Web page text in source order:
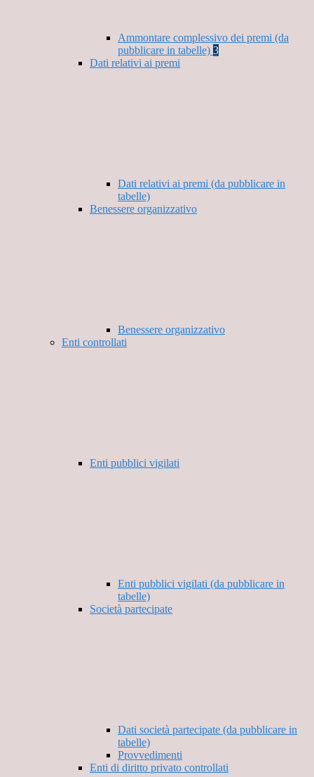
Ammontare complessivo dei premi (da
pubblicare in tabelle) 3
Dati relativi ai premi
Dati relativi ai premi (da pubblicare in
tabelle)
Benessere organizzativo
Benessere organizzativo
Enti controllati
Enti pubblici vigilati
Enti pubblici vigilati (da pubblicare in
tabelle)
Società partecipate
Dati società partecipate (da pubblicare in
tabelle)
Provvedimenti
Enti di diritto privato controllati